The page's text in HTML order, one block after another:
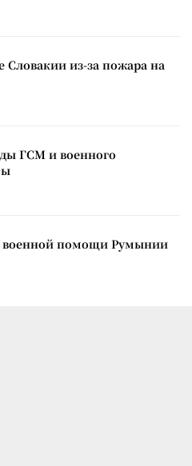
из-за пожара на
ГСМ и военного
помощи Румынии